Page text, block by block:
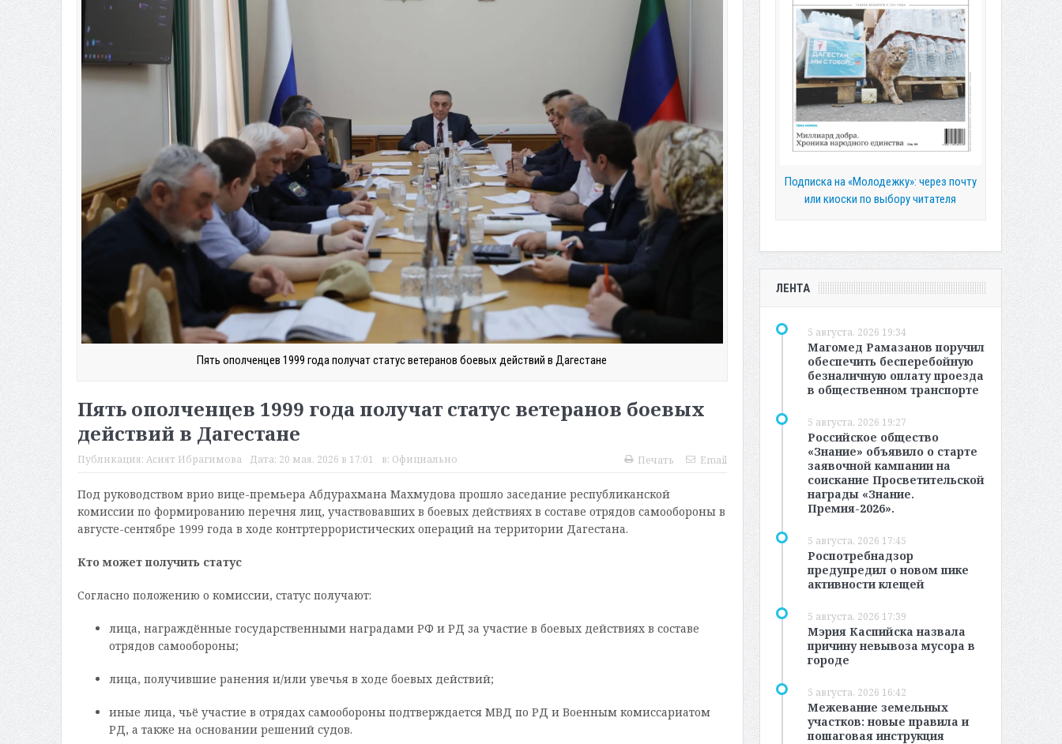
Пять ополченцев 1999 года получат статус ветеранов боевых действий в Дагестане
Пять ополченцев 1999 года получат статус ветеранов боевых
действий в Дагестане
Публикация: Асият Ибрагимова Дата: 20 мая, 2026 в 17:01 в: Официально Печать Email
Под руководством врио вице-премьера Абдурахмана Махмудова прошло заседание республиканской
комиссии по формированию перечня лиц, участвовавших в боевых действиях в составе отрядов самообороны в
августе-сентябре 1999 года в ходе контртеррористических операций на территории Дагестана.
Кто может получить статус
Согласно положению о комиссии, статус получают:
лица, награждённые государственными наградами РФ и РД за участие в боевых действиях в составе
отрядов самообороны;
лица, получившие ранения и/или увечья в ходе боевых действий;
иные лица, чьё участие в отрядах самообороны подтверждается МВД по РД и Военным комиссариатом
РД, а также на основании решений судов.
Подписка на «Молодежку»: через почту
или киоски по выбору читателя
ЛЕНТА
5 августа, 2026 19:34
Магомед Рамазанов поручил
обеспечить бесперебойную
безналичную оплату проезда
в общественном транспорте
5 августа, 2026 19:27
Российское общество
«Знание» объявило о старте
заявочной кампании на
соискание Просветительской
награды «Знание.
Премия-2026».
5 августа, 2026 17:45
Роспотребнадзор
предупредил о новом пике
активности клещей
5 августа, 2026 17:39
Мэрия Каспийска назвала
причину невывоза мусора в
городе
5 августа, 2026 16:42
Межевание земельных
участков: новые правила и
пошаговая инструкция